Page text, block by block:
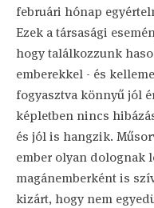
februári hónap
Ezek a társasági
hogy találkozzunk
emberekkel - és
fogyasztva könnyű jól
képletben nincs
és jól is hangzik.
ember olyan dolognak
magánemberként is
kizárt, hogy nem